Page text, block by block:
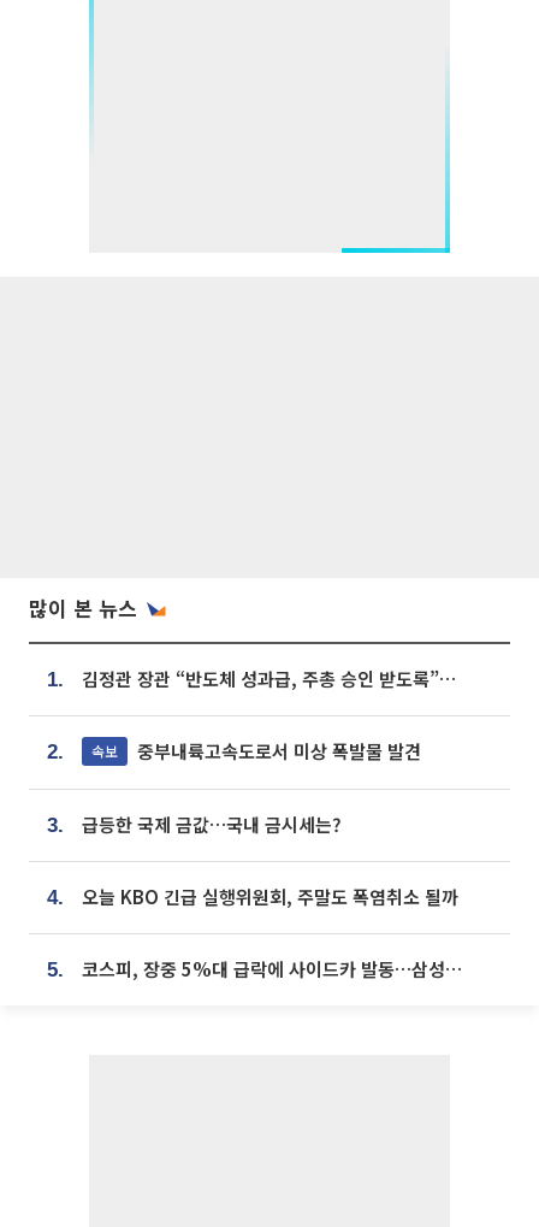
많이 본 뉴스
1. 김정관 장관 “반도체 성과급, 주총 승인 받도록”…상법·자본시장법 개정 시사
2. 속보 중부내륙고속도로서 미상 폭발물 발견
3. 급등한 국제 금값…국내 금시세는?
4. 오늘 KBO 긴급 실행위원회, 주말도 폭염취소 될까
5. 코스피, 장중 5%대 급락에 사이드카 발동…삼성·SK 동반 폭락